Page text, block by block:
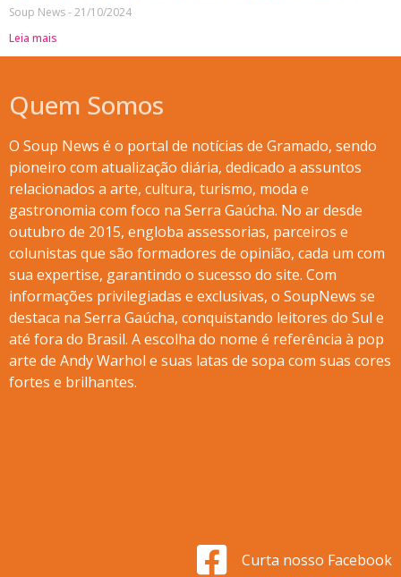
Soup News 21/10/2024
Leia mais
Quem Somos
O Soup News é o portal de notícias de Gramado, sendo
pioneiro com atualização diária, dedicado a assuntos
relacionados a arte, cultura, turismo, moda e
gastronomia com foco na Serra Gaúcha. No ar desde
outubro de 2015, engloba assessorias, parceiros e
colunistas que são formadores de opinião, cada um com
sua expertise, garantindo o sucesso do site. Com
informações privilegiadas e exclusivas, o SoupNews se
destaca na Serra Gaúcha, conquistando leitores do Sul e
até fora do Brasil. A escolha do nome é referência à pop
arte de Andy Warhol e suas latas de sopa com suas cores
fortes e brilhantes.
Curta nosso Facebook